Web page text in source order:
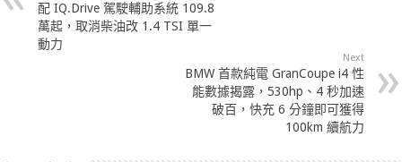
配 IQ.Drive 駕駛輔助系統 109.8
萬起，取消柴油改 1.4 TSI 單一
動力
Next
BMW 首款純電 GranCoupe i4 性
能數據揭露，530hp、4 秒加速
破百，快充 6 分鐘即可獲得
100km 續航力